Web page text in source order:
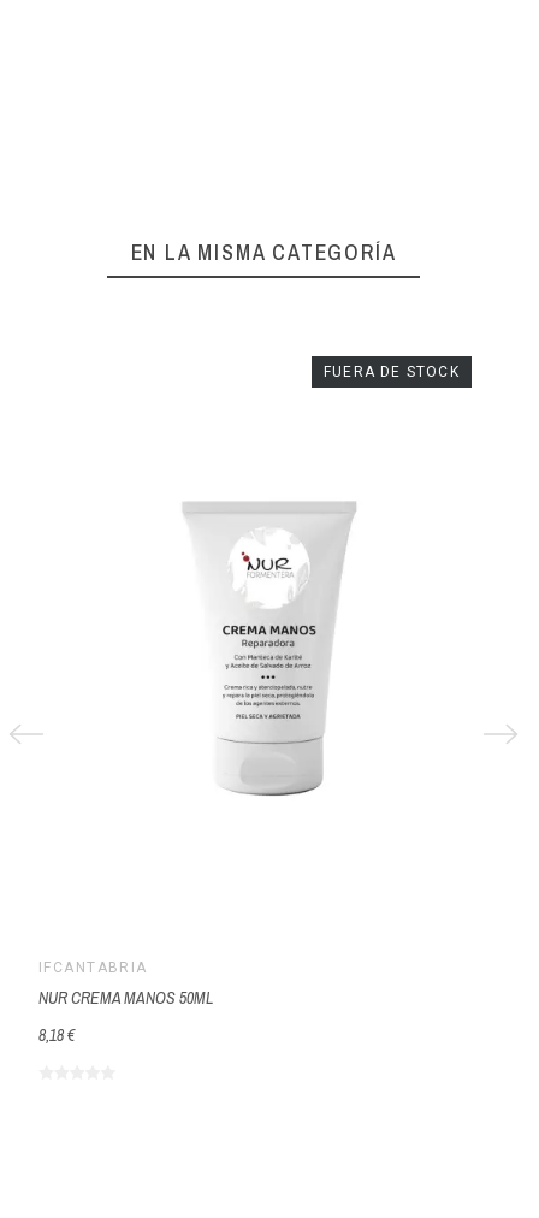
EN LA MISMA CATEGORÍA
IFCANTABRIA
NUR CREMA MANOS 50ML
8,18 €
FUERA DE STOCK